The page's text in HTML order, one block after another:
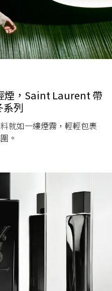
煙，Saint Laurent 帶
系列
就如一縷煙霧，輕輕包裹
。